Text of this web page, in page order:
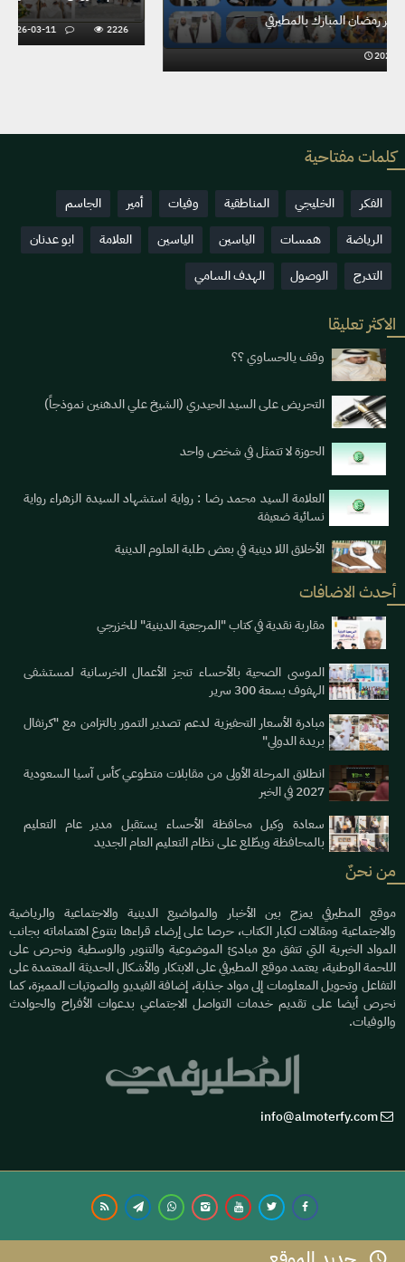
الدروس الدينية خلال شهر رمضان المبارك بالمطيرفي
كلمات مفتاحية
الفكر الخليجي المناطقية وفيات أمير
الجاسم
الرياضة
همسات الياسين الياسين العلامة
ابو عدنان
التدرج
الوصول الهدف السامي
الاكثر تعليقا
وقف يالحساوي ؟؟
التحريض على السيد الحيدري (الشيخ علي الدهنين نموذجاً)
الحوزة لا تتمثل في شخص واحد
العلامة السيد محمد رضا : رواية استشهاد السيدة الزهراء رواية
نسائية ضعيفة
الأخلاق اللا دينية في بعض طلبة العلوم الدينية
أحدث الاضافات
مقاربة نقدية في كتاب "المرجعية الدينية" للخزرجي
الموسى الصحية بالأحساء تنجز الأعمال الخرسانية لمستشفى
الهفوف بسعة 300 سرير
مبادرة الأسعار التحفيزية لدعم تصدير التمور بالتزامن مع "كرنفال
بريدة الدولي"
انطلاق المرحلة الأولى من مقابلات متطوعي كأس آسيا السعودية
2027 في الخبر
سعادة وكيل محافظة الأحساء يستقبل مدير عام التعليم
بالمحافظة ويطّلع على نظام التعليم العام الجديد
من نحنٌ
موقع المطيرفي يمزج بين الأخبار والمواضيع الدينية والاجتماعية والرياضية
والاجتماعية ومقالات لكبار الكتاب، حرصا على إرضاء قراءها بتنوع اهتماماته بجانب
المواد الخبرية التي تتفق مع مبادئ الموضوعية والتنوير والوسطية ونحرص على
اللحمة الوطنية، يعتمد موقع المطيرفي على الابتكار والأشكال الحديثة المعتمدة على
التفاعل وتحويل المعلومات إلى مواد جذابة، إضافة الفيديو والصوتيات المميزة، كما
نحرص أيضا على تقديم خدمات التواصل الاجتماعي بدعوات الأفراح والحوادث
والوفيات.
info@almoterfy.com